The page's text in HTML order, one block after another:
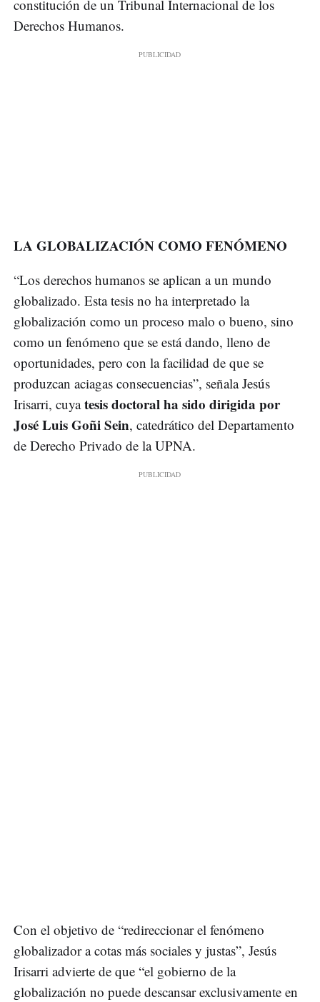
constitución de un Tribunal Internacional de los
Derechos Humanos.
LA GLOBALIZACIÓN COMO FENÓMENO
“Los derechos humanos se aplican a un mundo
globalizado. Esta tesis no ha interpretado la
globalización como un proceso malo o bueno, sino
como un fenómeno que se está dando, lleno de
oportunidades, pero con la facilidad de que se
produzcan aciagas consecuencias”, señala Jesús
Irisarri, cuyatesis doctoral ha sido dirigida por
José Luis Goñi Sein, catedrático del Departamento
de Derecho Privado de la UPNA.
Con el objetivo de “redireccionar el fenómeno
globalizador a cotas más sociales y justas”, Jesús
Irisarri advierte de que “el gobierno de la
globalización no puede descansar exclusivamente en